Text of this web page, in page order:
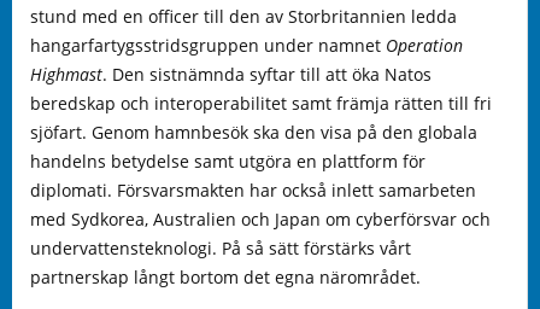
stund med en officer till den av Storbritannien ledda
hangarfartygsstridsgruppen under namnet Operation
Highmast. Den sistnämnda syftar till att öka Natos
beredskap och interoperabilitet samt främja rätten till fri
sjöfart. Genom hamnbesök ska den visa på den globala
handelns betydelse samt utgöra en plattform för
diplomati. Försvarsmakten har också inlett samarbeten
med Sydkorea, Australien och Japan om cyberförsvar och
undervattensteknologi. På så sätt förstärks vårt
partnerskap långt bortom det egna närområdet.